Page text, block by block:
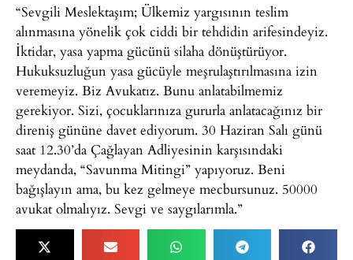
“Sevgili Meslektaşım; Ülkemiz yargısının teslim
alınmasına yönelik çok ciddi bir tehdidin arifesindeyiz.
İktidar, yasa yapma gücünü silaha dönüştürüyor.
Hukuksuzluğun yasa gücüyle meşrulaştırılmasına izin
veremeyiz. Biz Avukatız. Bunu anlatabilmemiz
gerekiyor. Sizi, çocuklarınıza gururla anlatacağınız bir
direniş gününe davet ediyorum. 30 Haziran Salı günü
saat 12.30’da Çağlayan Adliyesinin karşısındaki
meydanda, “Savunma Mitingi” yapıyoruz. Beni
bağışlayın ama, bu kez gelmeye mecbursunuz. 50000
avukat olmalıyız. Sevgi ve saygılarımla.”